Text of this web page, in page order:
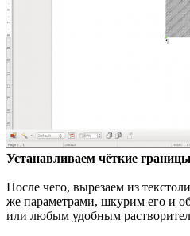
Устанавливаем чёткие
После чего, вырезаем из
же параметрами, шкурим его и
или любым удобным